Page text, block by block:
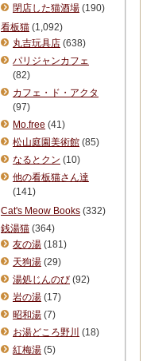
閉店した猫酒場 (190)
看板猫 (1,092)
丸吉玩具店 (638)
パリジャンカフェ
(82)
カフェ・ド・アクタ
(97)
Mo.free (41)
松山庭園美術館 (85)
なるとクン (10)
他の看板猫さん達
(141)
Cat's Meow Books (332)
銭湯猫 (364)
友の湯 (181)
天狗湯 (29)
湯処じんのび (92)
岩の湯 (17)
昭和湯 (7)
お湯どころ野川 (18)
紅梅湯 (5)